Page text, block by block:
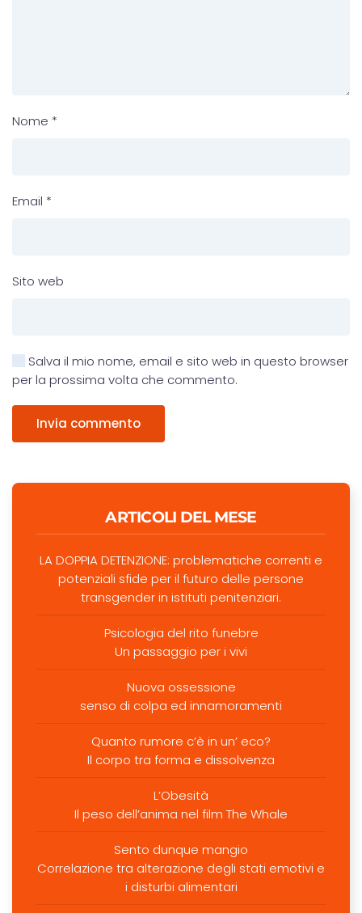
Nome *
Email *
Sito web
Salva il mio nome, email e sito web in questo browser
per la prossima volta che commento.
Invia commento
ARTICOLI DEL MESE
LA DOPPIA DETENZIONE: problematiche correnti e
potenziali sfide per il futuro delle persone
transgender in istituti penitenziari.
Psicologia del rito funebre
Un passaggio per i vivi
Nuova ossessione
senso di colpa ed innamoramenti
Quanto rumore c’è in un’ eco?
Il corpo tra forma e dissolvenza
L’Obesità
Il peso dell’anima nel film The Whale
Sento dunque mangio
Correlazione tra alterazione degli stati emotivi e
i disturbi alimentari